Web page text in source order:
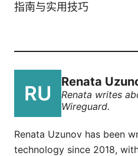
指南与实用技巧
Renata
Renata writes
Wireguard.
Renata Uzunov has been
technology since 2018,